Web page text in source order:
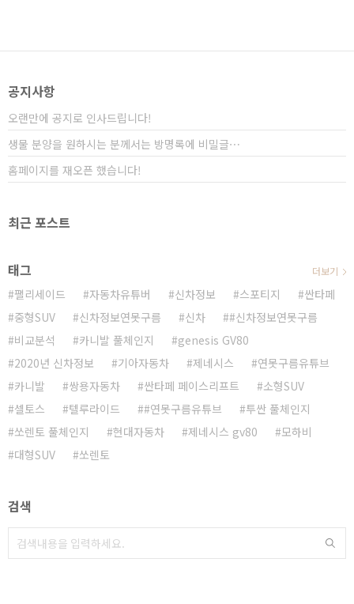
은 최근 영상에서 "내년에 출시될 현대자동차 신차!"정
영상으로 보기 그랜저는 국내 차량 중에서 ..
공지사항
오랜만에 공지로 인사드립니다!
생물 분양을 원하시는 분께서는 방명록에 비밀글⋯
홈페이지를 재오픈 했습니다!
최근 포스트
태그
팰리세이드 자동차유튜버 신차정보 스포티지
싼타페
중형SUV
신차정보연못구름 신차
#신차정보연못구름
비교분석
카니발 풀체인지
genesis GV80
2020년 신차정보
기아자동차 제네시스
연못구름유튜브
카니발
쌍용자동차 싼타페 페이스리프트
소형SUV
셀토스
텔루라이드 #연못구름유튜브
투싼 풀체인지
쏘렌토 풀체인지
현대자동차 제네시스 gv80
모하비
대형SUV
쏘렌토
더보기
검색